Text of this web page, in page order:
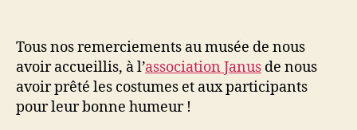
Tous nos remerciements au musée de nous
avoir accueillis, à l’association Janus de nous
avoir prêté les costumes et aux participants
pour leur bonne humeur !